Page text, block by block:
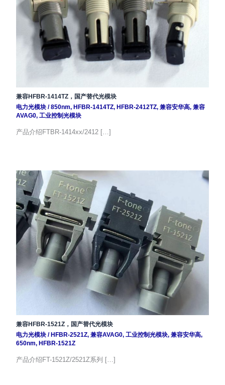
兼容HFBR-1414TZ，国产替代光模块
电力光模块/850nm, HFBR-1414TZ, HFBR-2412TZ, 兼容安华高, 兼容
AVAG0, 工业控制光模块
产品介绍FTBR-1414xx/2412 […]
兼容HFBR-1521Z，国产替代光模块
电力光模块/ HFBR-2521Z, 兼容AVAG0, 工业控制光模块, 兼容安华高,
650nm, HFBR-1521Z
产品介绍FT-1521Z/2521Z系列 […]